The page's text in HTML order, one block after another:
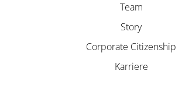
Team
Story
Corporate Citizenship
Karriere